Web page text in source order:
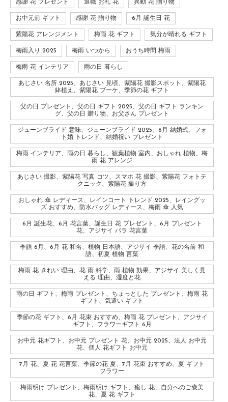
感謝 花 プレゼント 退職 お礼 花 異動 花 贈り物
お中元前 ギフト 感謝 花 贈り物 6月 誕生日 花
紫陽花 アレンジメント 梅雨 花 ギフト 気分が晴れる ギフト
梅雨入り 2025 梅雨 いつから おうち時間 梅雨
梅雨 花 インテリア 雨の日 暮らし
あじさい 名所 2025、あじさい 見頃、紫陽花 撮影スポット、紫陽花
鉢植え、紫陽花 ブーケ、季節の花 ギフト
父の日 プレゼント、父の日 ギフト 2025、父の日 ギフト ランキン
グ、父の日 贈り物、お父さん プレゼント
ジューンブライド 意味、ジューンブライド 2025、6月 結婚式、フォ
ト婚 トレンド、結婚祝い プレゼント
梅雨 インテリア、雨の日 暮らし、観葉植物 室内、おしゃれ 植物、梅
雨 花 アレンジ
あじさい 撮影、紫陽花 写真 コツ、スマホ 花 撮影、紫陽花 フォトテ
クニック、紫陽花 撮り方
おしゃれ 傘 レディース、レインコート トレンド 2025、レイングッ
ズ おすすめ、防水バッグ レディース、梅雨 傘 人気
6月 誕生花、6月 花言葉、誕生日 花 プレゼント、6月 プレゼント
花、アジサイ バラ 花言葉
季語 6月、6月 花 和名、植物 日本語、アジサイ 季語、花の名前 和
語、初夏 植物 言葉
梅雨 花 きれい 理由、花 雨 科学、雨 植物 効果、アジサイ 美しく見
える 理由、湿度と花
雨の日 ギフト、梅雨 プレゼント、ちょっとした プレゼント、梅雨 花
ギフト、気遣い ギフト
季節の花 ギフト、6月 花束 おすすめ、梅雨 花 プレゼント、アジサイ
ギフト、フラワーギフト 6月
お中元 花ギフト、お中元 プレゼント 花、お中元 2025、法人 お中元
花、個人 花ギフト お中元
7月 花、夏 花 花言葉、季節の花 夏、7月 花束 おすすめ、夏 ギフト
フラワー
梅雨明け プレゼント、梅雨明け ギフト、癒し 花、自分へのご褒美
花、夏 花 ギフト